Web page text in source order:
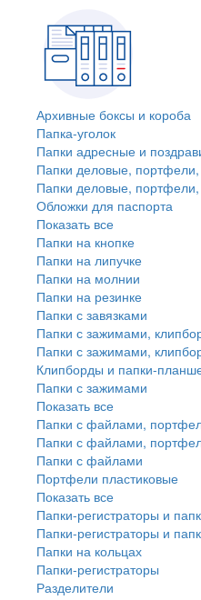
Архивные боксы и короба
Папка-уголок
Папки адресные и
Папки деловые,
Папки деловые,
Обложки для паспорта
Показать все
Папки на кнопке
Папки на липучке
Папки на молнии
Папки на резинке
Папки с завязками
Папки с зажимами,
Папки с зажимами,
Клипборды и папки-
Папки с зажимами
Показать все
Папки с файлами,
Папки с файлами,
Папки с файлами
Портфели пластиковые
Показать все
Папки-регистраторы и
Папки-регистраторы и
Папки на кольцах
Папки-регистраторы
Разделители